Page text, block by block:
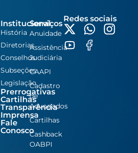
Institucional
História
Diretorias
Conselhos
Subseções
Legislação
Prerrogativas
Cartilhas
Transparência
Imprensa
Fale
Conosco
Serviços
Anuidade
Assistência
Judiciária
CAAPI
Cadastro
de
Advogados
Cartilhas
Cashback
OABPI
Redes sociais